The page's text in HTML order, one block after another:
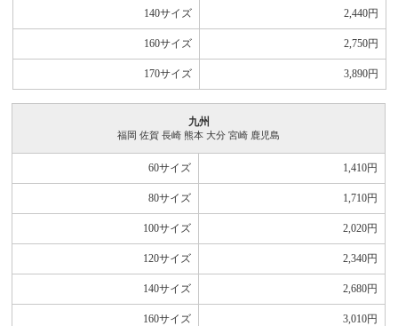
140サイズ 2,440円
160サイズ 2,750円
170サイズ 3,890円
九州
福岡 佐賀 長崎 熊本 大分 宮崎 鹿児島
60サイズ 1,410円
80サイズ 1,710円
100サイズ 2,020円
120サイズ 2,340円
140サイズ 2,680円
160サイズ 3,010円